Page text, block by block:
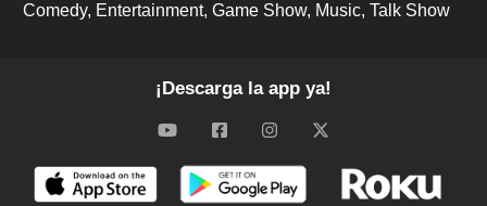
Comedy Entertainment Game Show Music Talk Show
¡Descarga la app ya!